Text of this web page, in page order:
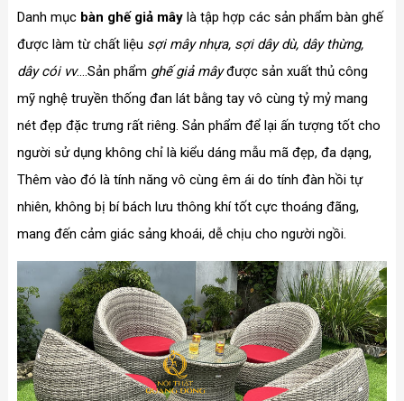
Danh mục bàn ghế giả mâylà tập hợp các sản phẩm bàn ghế
được làm từ chất liệu sợi mây nhựa, sợi dây dù, dây thừng,
dây cói vv....Sản phẩm ghế giả mâyđược sản xuất thủ công
mỹ nghệ truyền thống đan lát bằng tay vô cùng tỷ mỷ mang
nét đẹp đặc trưng rất riêng. Sản phẩm để lại ấn tượng tốt cho
người sử dụng không chỉ là kiểu dáng mẫu mã đẹp, đa dạng,
Thêm vào đó là tính năng vô cùng êm ái do tính đàn hồi tự
nhiên, không bị bí bách lưu thông khí tốt cực thoáng đãng,
mang đến cảm giác sảng khoái, dễ chịu cho người ngồi.